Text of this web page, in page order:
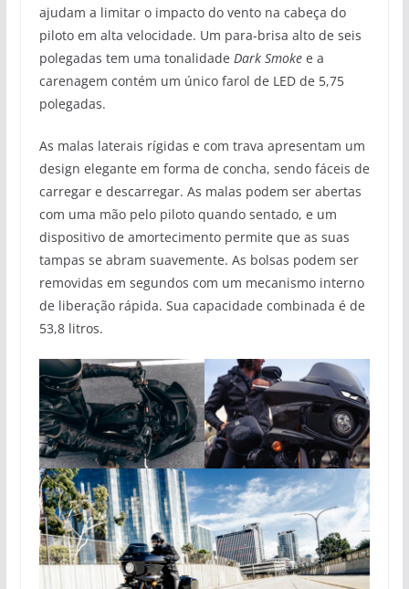
ajudam a limitar o impacto do vento na cabeça do
piloto em alta velocidade. Um para-brisa alto de seis
polegadas tem uma tonalidade Dark Smokee a
carenagem contém um único farol de LED de 5,75
polegadas.
As malas laterais rígidas e com trava apresentam um
design elegante em forma de concha, sendo fáceis de
carregar e descarregar. As malas podem ser abertas
com uma mão pelo piloto quando sentado, e um
dispositivo de amortecimento permite que as suas
tampas se abram suavemente. As bolsas podem ser
removidas em segundos com um mecanismo interno
de liberação rápida. Sua capacidade combinada é de
53,8 litros.